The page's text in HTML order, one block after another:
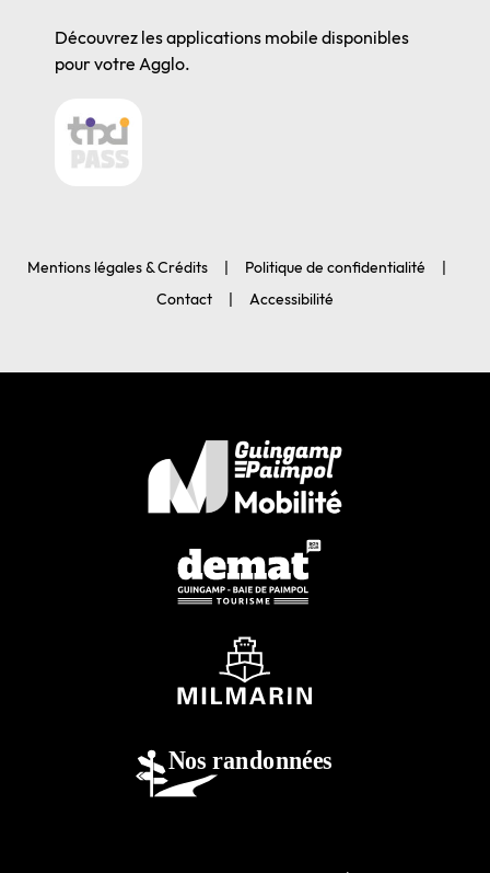
Découvrez les applications mobile disponibles
pour votre Agglo.
Mentions légales & Crédits
Politique de confidentialité
Contact
Accessibilité